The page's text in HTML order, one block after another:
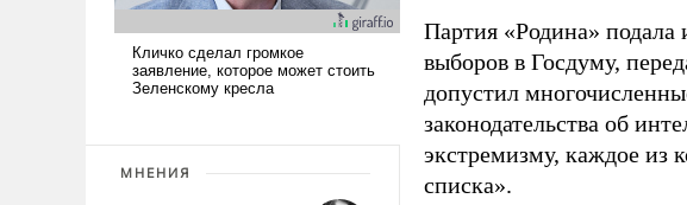
МНЕНИЯ
Партия «Родина» подала
выборов в Госдуму,
допустил
законодательства об
экстремизму, каждое из
списка».